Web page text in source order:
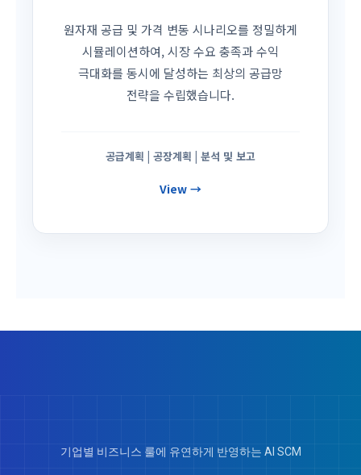
원자재 공급 및 가격 변동 시나리오를 정밀하게
시뮬레이션하여, 시장 수요 충족과 수익
극대화를 동시에 달성하는 최상의 공급망
전략을 수립했습니다.
공급계획 | 공장계획 | 분석 및 보고
View →
기업별 비즈니스 룰에 유연하게 반영하는 AI SCM